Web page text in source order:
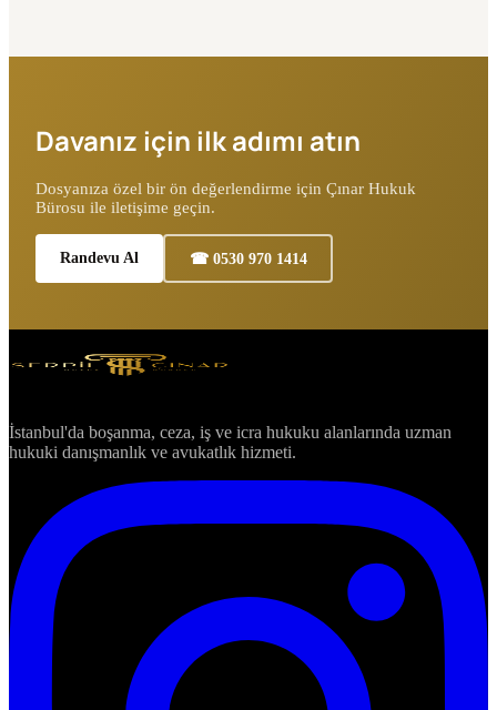
Davanız için ilk adımı atın
Dosyanıza özel bir ön değerlendirme için Çınar Hukuk
Bürosu ile iletişime geçin.
Randevu Al ☎ 0530 970 1414
İstanbul'da boşanma, ceza, iş ve icra hukuku alanlarında uzman
hukuki danışmanlık ve avukatlık hizmeti.